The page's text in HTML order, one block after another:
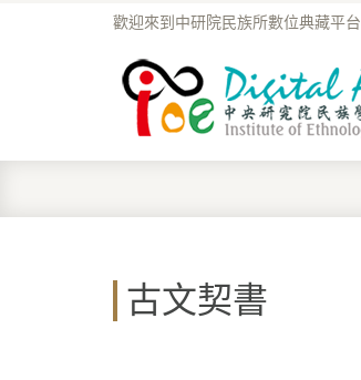
歡迎來到中研院民族所數位典藏平台
古文契書